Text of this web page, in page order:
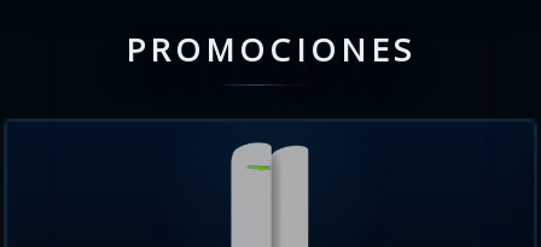
PROMOCIONES